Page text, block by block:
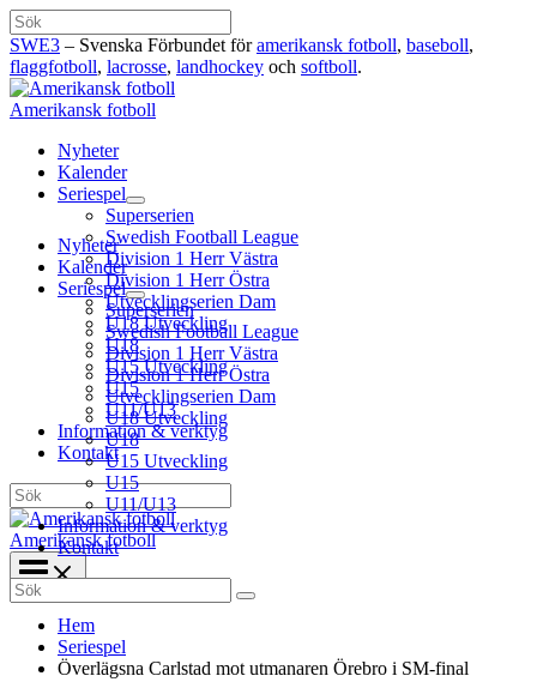
Hoppa
till
innehåll
Sök
SWE3 – Svenska Förbundet föramerikansk fotboll, baseboll,
flaggfotboll, lacrosse, landhockey och softboll.
Amerikansk fotboll
Nyheter
Kalender
Seriespel
Superserien
Swedish Football League
Division 1 Herr Västra
Division 1 Herr Östra
Utvecklingserien Dam
U18 Utveckling
U18
U15 Utveckling
U15
U11/U13
Information & verktyg
Kontakt
Sök
Amerikansk fotboll
Nyheter
Kalender
Seriespel
Superserien
Swedish Football League
Division 1 Herr Västra
Division 1 Herr Östra
Utvecklingserien Dam
U18 Utveckling
U18
U15 Utveckling
U15
U11/U13
Information & verktyg
Kontakt
Search
for:
Hem
Seriespel
Överlägsna Carlstad mot utmanaren Örebro i SM-final